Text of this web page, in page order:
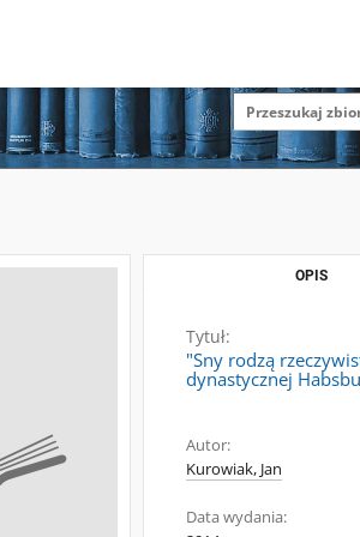
OPIS
Tytuł:
"Sny rodzą
dynastycznej
Autor:
Kurowiak, Jan
Data wydania: